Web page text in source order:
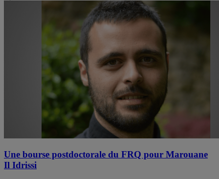
Une bourse postdoctorale du FRQ pour Marouane
Il Idrissi